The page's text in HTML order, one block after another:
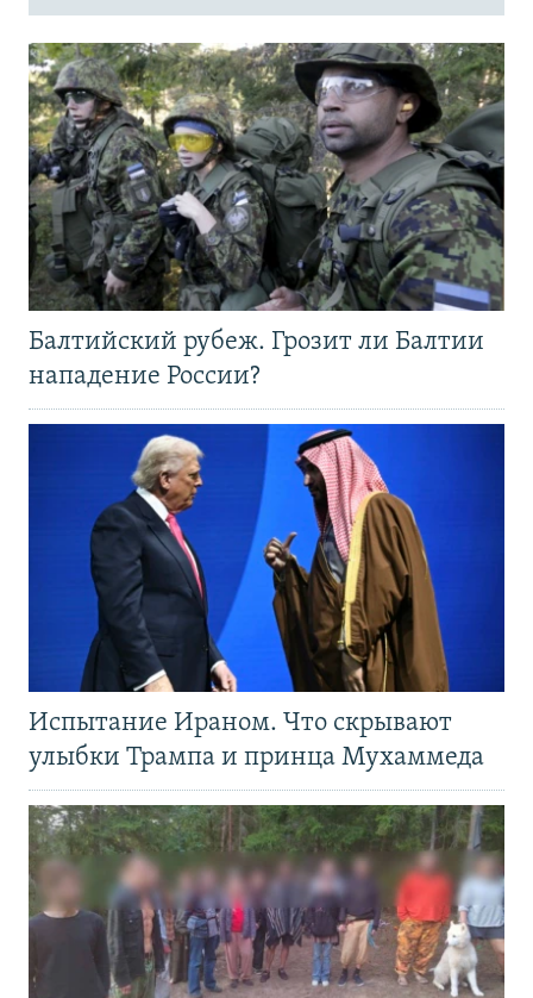
Балтийский рубеж. Грозит ли Балтии
нападение России?
Испытание Ираном. Что скрывают
улыбки Трампа и принца Мухаммеда